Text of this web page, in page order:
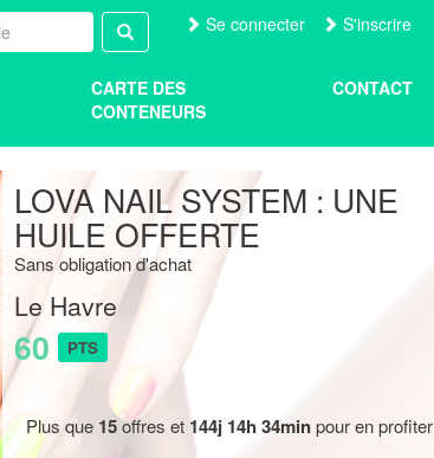
Se connecter S'inscrire
CARTE DES
CONTENEURS
CONTACT
LOVA NAIL SYSTEM : UNE
HUILE OFFERTE
Sans obligation d'achat
Le Havre
60 PTS
Plus que 15offres et 144j 14h 34minpour en profiter